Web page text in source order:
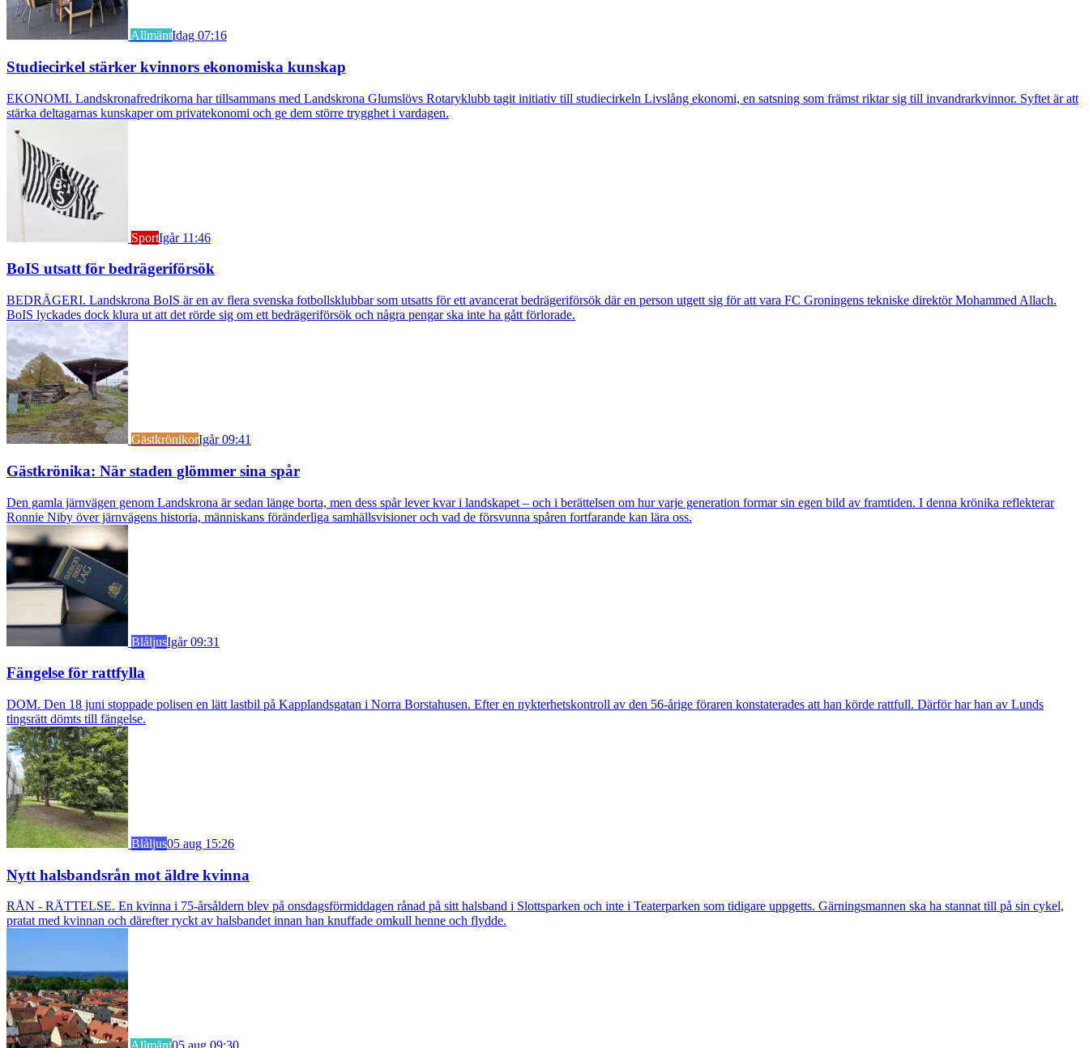
AllmäntIdag 07:16
Studiecirkel stärker kvinnors ekonomiska kunskap
EKONOMI. Landskronafredrikorna har tillsammans med Landskrona Glumslövs Rotaryklubb tagit initiativ till studiecirkeln Livslång ekonomi, en satsning som främst riktar sig till invandrarkvinnor. Syftet är att
stärka deltagarnas kunskaper om privatekonomi och ge dem större trygghet i vardagen.
SportIgår 11:46
BoIS utsatt för bedrägeriförsök
BEDRÄGERI. Landskrona BoIS är en av flera svenska fotbollsklubbar som utsatts för ett avancerat bedrägeriförsök där en person utgett sig för att vara FC Groningens tekniske direktör Mohammed Allach.
BoIS lyckades dock klura ut att det rörde sig om ett bedrägeriförsök och några pengar ska inte ha gått förlorade.
GästkrönikorIgår 09:41
Gästkrönika: När staden glömmer sina spår
Den gamla järnvägen genom Landskrona är sedan länge borta, men dess spår lever kvar i landskapet – och i berättelsen om hur varje generation formar sin egen bild av framtiden. I denna krönika reflekterar
Ronnie Niby över järnvägens historia, människans föränderliga samhällsvisioner och vad de försvunna spåren fortfarande kan lära oss.
BlåljusIgår 09:31
Fängelse för rattfylla
DOM. Den 18 juni stoppade polisen en lätt lastbil på Kapplandsgatan i Norra Borstahusen. Efter en nykterhetskontroll av den 56-årige föraren konstaterades att han körde rattfull. Därför har han av Lunds
tingsrätt dömts till fängelse.
Blåljus05 aug 15:26
Nytt halsbandsrån mot äldre kvinna
RÅN - RÄTTELSE. En kvinna i 75-årsåldern blev på onsdagsförmiddagen rånad på sitt halsband i Slottsparken och inte i Teaterparken som tidigare uppgetts. Gärningsmannen ska ha stannat till på sin cykel,
pratat med kvinnan och därefter ryckt av halsbandet innan han knuffade omkull henne och flydde.